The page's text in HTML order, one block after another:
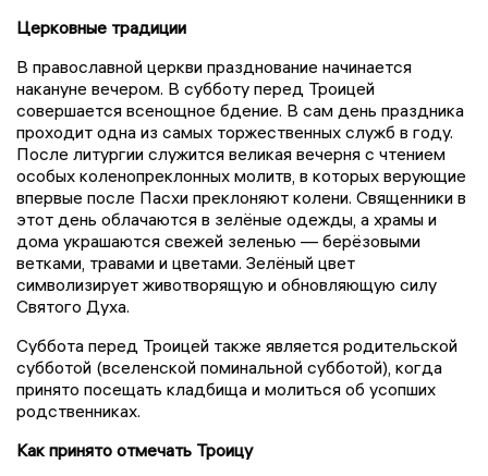
Церковные традиции
В православной церкви празднование начинается
накануне вечером. В субботу перед Троицей
совершается всенощное бдение. В сам день праздника
проходит одна из самых торжественных служб в году.
После литургии служится великая вечерня с чтением
особых коленопреклонных молитв, в которых верующие
впервые после Пасхи преклоняют колени. Священники в
этот день облачаются в зелёные одежды, а храмы и
дома украшаются свежей зеленью — берёзовыми
ветками, травами и цветами. Зелёный цвет
символизирует животворящую и обновляющую силу
Святого Духа.
Суббота перед Троицей также является родительской
субботой (вселенской поминальной субботой), когда
принято посещать кладбища и молиться об усопших
родственниках.
Как принято отмечать Троицу